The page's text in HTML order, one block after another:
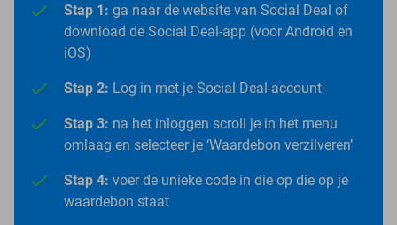
Stap 1: ga naar de website van Social Deal of
download de Social Deal-app (voor Android en
iOS)
Stap 2: Log in met je Social Deal-account
Stap 3: na het inloggen scroll je in het menu
omlaag en selecteer je ‘Waardebon verzilveren’
Stap 4: voer de unieke code in die op die op je
waardebon staat